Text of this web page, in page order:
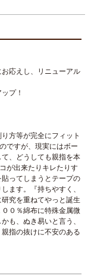
応えし、リニューアル
プ！
方等が完全にフィット
ですが、現実にはボー
、どうしても親指を本
が出来たりキレたりす
ってしまうとテープの
ます。『持ちやすく、
究を重ねてやっと誕生
０％綿布に特殊金属微
も、ぬき易いと言う、
指の抜けに不安のある